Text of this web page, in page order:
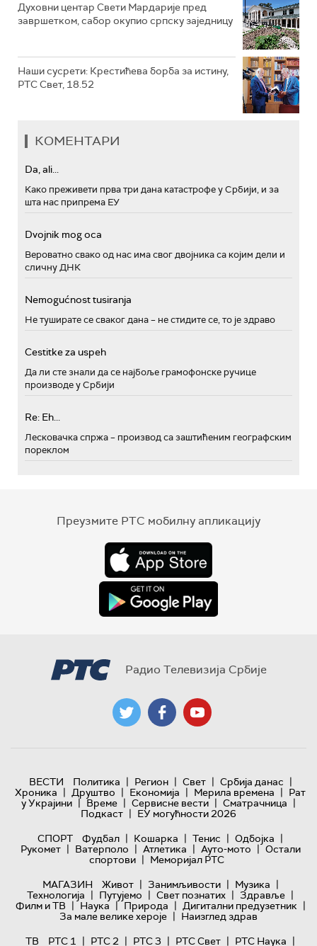
Духовни центар Свети Мардарије пред
завршетком, сабор окупио српску заједницу
Наши сусрети: Крестићева борба за истину,
РТС Свет, 18.52
КОМЕНТАРИ
Da, ali...
Како преживети прва три дана катастрофе у Србији, и за
шта нас припрема ЕУ
Dvojnik mog oca
Вероватно свако од нас има свог двојника са којим дели и
сличну ДНК
Nemogućnost tusiranja
Не туширате се сваког дана – не стидите се, то је здраво
Cestitke za uspeh
Да ли сте знали да се најбоље грамофонске ручице
производе у Србији
Re: Eh...
Лесковачка спржа – производ са заштићеним географским
пореклом
Преузмите РТС мобилну апликацију
Радио Телевизија Србије
ВЕСТИ Политика | Регион | Свет | Србија данас |
Хроника | Друштво | Економија | Мерила времена | Рат
у Украјини | Време | Сервисне вести | Сматрачница |
Подкаст | ЕУ могућности 2026
СПОРТ
Фудбал | Кошарка | Тенис | Одбојка |
Рукомет | Ватерполо | Атлетика | Ауто-мото | Остали
спортови | Меморијал РТС
МАГАЗИН
Живот | Занимљивости | Музика |
Технологијa | Путујемо | Свет познатих | Здравље |
Филм и ТВ | Наука | Природа | Дигитални предузетник |
За мале велике хероје | Наизглед здрав
ТВ
РТС 1 | РТС 2 | РТС 3 | РТС Свет | РТС Наука |